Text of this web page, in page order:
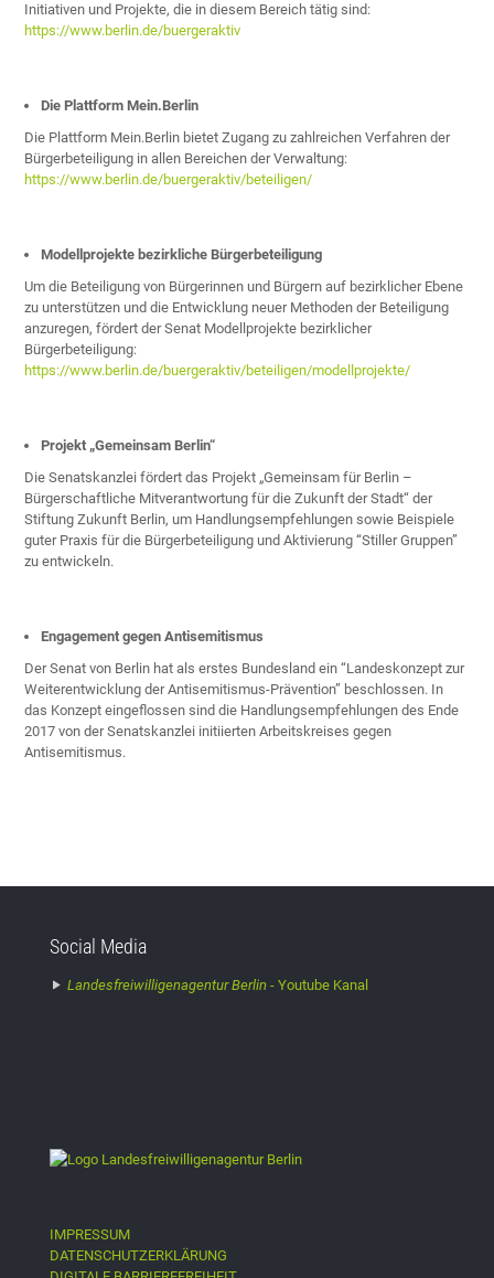
Initiativen und Projekte, die in diesem Bereich tätig sind:
https://www.berlin.de/buergeraktiv
Die Plattform Mein.Berlin
Die Plattform Mein.Berlin bietet Zugang zu zahlreichen Verfahren der
Bürgerbeteiligung in allen Bereichen der Verwaltung:
https://www.berlin.de/buergeraktiv/beteiligen/
Modellprojekte bezirkliche Bürgerbeteiligung
Um die Beteiligung von Bürgerinnen und Bürgern auf bezirklicher Ebene
zu unterstützen und die Entwicklung neuer Methoden der Beteiligung
anzuregen, fördert der Senat Modellprojekte bezirklicher
Bürgerbeteiligung:
https://www.berlin.de/buergeraktiv/beteiligen/modellprojekte/
Projekt „Gemeinsam Berlin“
Die Senatskanzlei fördert das Projekt „Gemeinsam für Berlin –
Bürgerschaftliche Mitverantwortung für die Zukunft der Stadt“ der
Stiftung Zukunft Berlin, um Handlungsempfehlungen sowie Beispiele
guter Praxis für die Bürgerbeteiligung und Aktivierung “Stiller Gruppen”
zu entwickeln.
Engagement gegen Antisemitismus
Der Senat von Berlin hat als erstes Bundesland ein “Landeskonzept zur
Weiterentwicklung der Antisemitismus-Prävention” beschlossen. In
das Konzept eingeflossen sind die Handlungsempfehlungen des Ende
2017 von der Senatskanzlei initiierten Arbeitskreises gegen
Antisemitismus.
Social Media
Landesfreiwilligenagentur Berlin - Youtube Kanal
IMPRESSUM
DATENSCHUTZERKLÄRUNG